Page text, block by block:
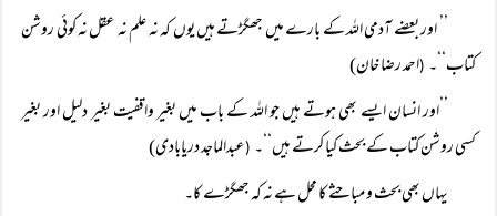
’’ اور بعضے آدمی اللہ کے بارے میں جھگڑتے ہیں یوں کہ نہ علم نہ عقل نہ کوئی روشن
کتاب‘‘۔ (احمد رضا خان)
’’اور انسان ایسے بھی ہوتے ہیں جو اللہ کے باب میں بغیر واقفیت بغیر دلیل اور بغیر
کسی روشن کتاب کے بحث کیا کرتے ہیں‘‘۔ (عبدالماجد دریابادی)
یہاں بھی بحث و مباحثے کا محل ہے نہ کہ جھگڑے کا۔